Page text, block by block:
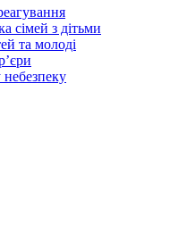
сімей з дітьми
та молоді